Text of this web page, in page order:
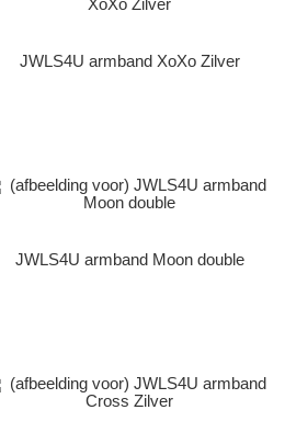
JWLS4U armband XoXo Zilver
JWLS4U armband Moon double